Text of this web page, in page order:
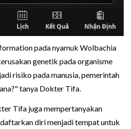
pada nyamuk Wolbachia
genetik pada organisme
risiko pada manusia, pemerintah
tanya Dokter Tifa.
Tifa juga mempertanyakan
diri menjadi tempat untuk